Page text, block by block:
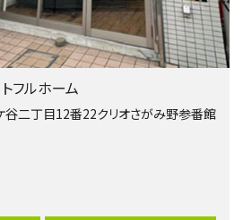
良好。 キッチンから…
3,680万円
バ19分・ 歩8分
西・北西角地区画。 …
フルホーム
二丁目12番22クリオさがみ野参番館